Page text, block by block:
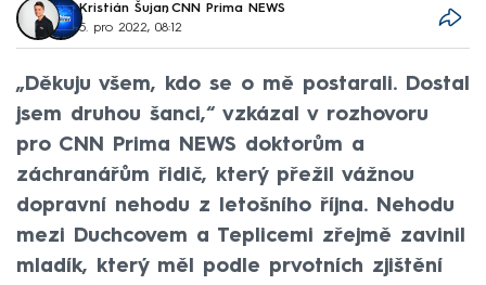
Kristián Šujan, CNN Prima NEWS
5. pro 2022, 08:12
„Děkuju všem, kdo se o mě postarali. Dostal
jsem druhou šanci,“ vzkázal v rozhovoru
pro CNN Prima NEWS doktorům a
záchranářům řidič, který přežil vážnou
dopravní nehodu z letošního října. Nehodu
mezi Duchcovem a Teplicemi zřejmě zavinil
mladík, který měl podle prvotních zjištění